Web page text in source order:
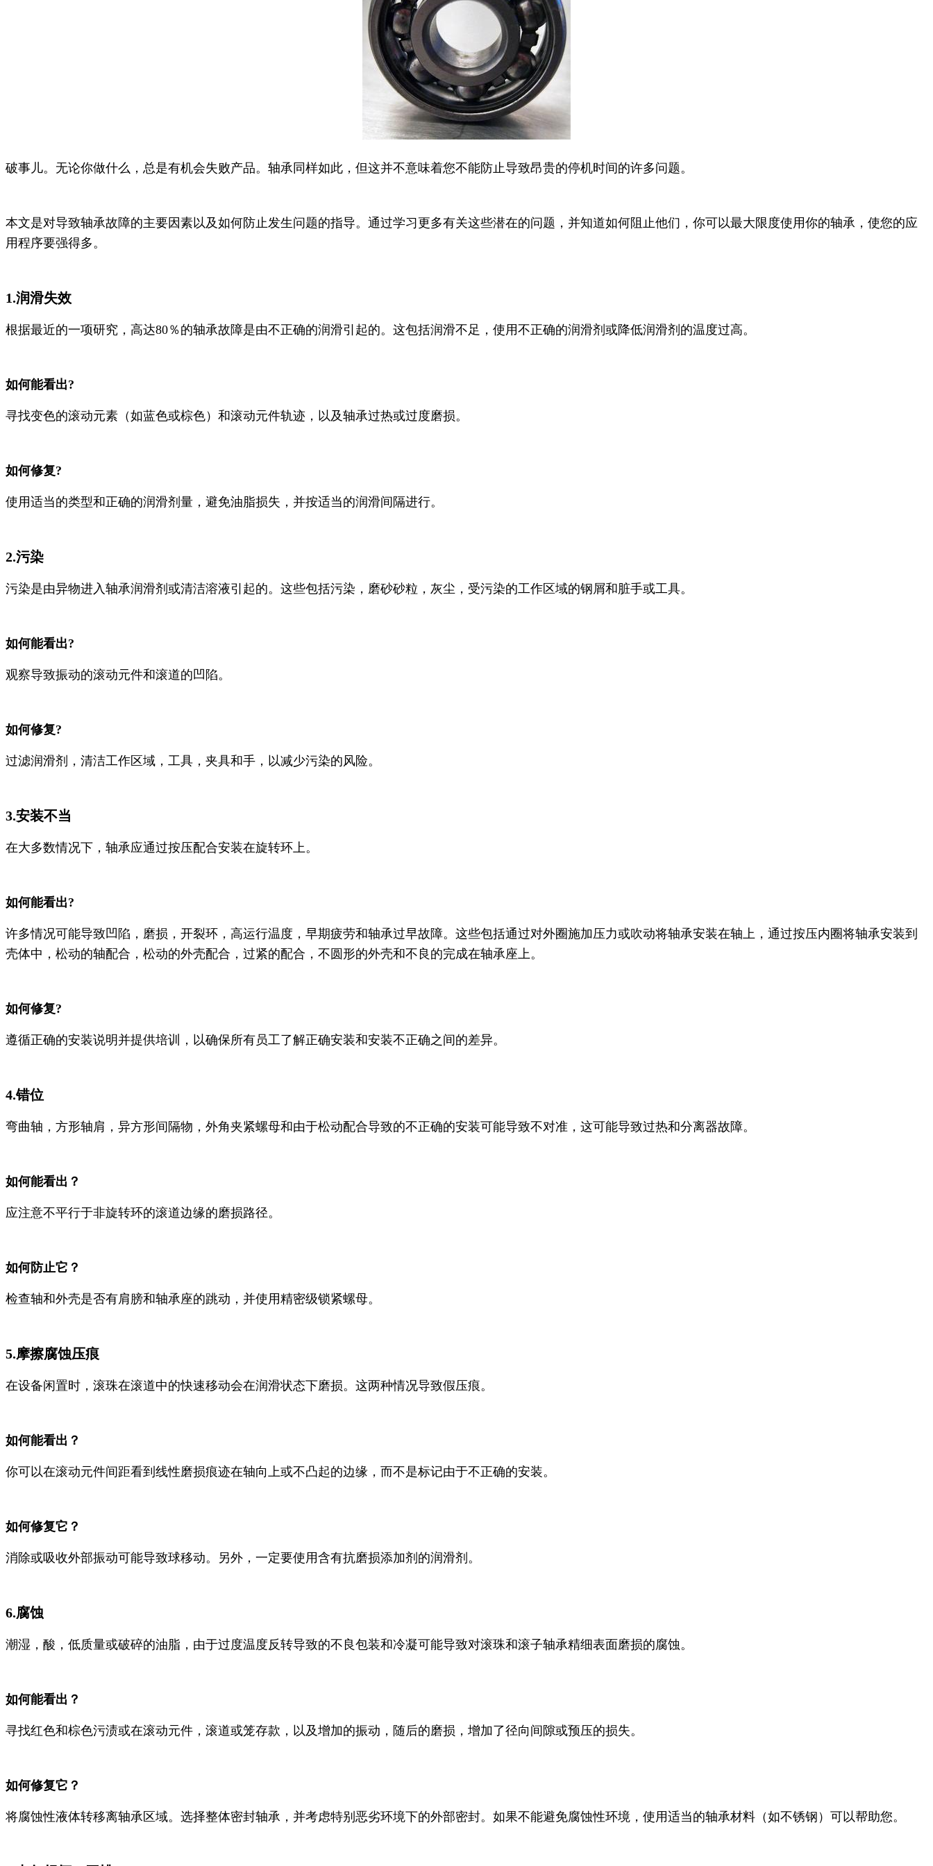
破事儿。无论你做什么，总是有机会失败产品。轴承同样如此，但这并不意味着您不能防止导致昂贵的停机时间的许多问题。
本文是对导致轴承故障的主要因素以及如何防止发生问题的指导。通过学习更多有关这些潜在的问题，并知道如何阻止他们，你可以最大限度使用你的轴承，使您的应
用程序要强得多。
1.润滑失效
根据最近的一项研究，高达80％的轴承故障是由不正确的润滑引起的。这包括润滑不足，使用不正确的润滑剂或降低润滑剂的温度过高。
如何能看出?
寻找变色的滚动元素（如蓝色或棕色）和滚动元件轨迹，以及轴承过热或过度磨损。
如何修复?
使用适当的类型和正确的润滑剂量，避免油脂损失，并按适当的润滑间隔进行。
2.污染
污染是由异物进入轴承润滑剂或清洁溶液引起的。这些包括污染，磨砂砂粒，灰尘，受污染的工作区域的钢屑和脏手或工具。
如何能看出?
观察导致振动的滚动元件和滚道的凹陷。
如何修复?
过滤润滑剂，清洁工作区域，工具，夹具和手，以减少污染的风险。
3.安装不当
在大多数情况下，轴承应通过按压配合安装在旋转环上。
如何能看出?
许多情况可能导致凹陷，磨损，开裂环，高运行温度，早期疲劳和轴承过早故障。这些包括通过对外圈施加压力或吹动将轴承安装在轴上，通过按压内圈将轴承安装到
壳体中，松动的轴配合，松动的外壳配合，过紧的配合，不圆形的外壳和不良的完成在轴承座上。
如何修复?
遵循正确的安装说明并提供培训，以确保所有员工了解正确安装和安装不正确之间的差异。
4.错位
弯曲轴，方形轴肩，异方形间隔物，外角夹紧螺母和由于松动配合导致的不正确的安装可能导致不对准，这可能导致过热和分离器故障。
如何能看出？
应注意不平行于非旋转环的滚道边缘的磨损路径。
如何防止它？
检查轴和外壳是否有肩膀和轴承座的跳动，并使用精密级锁紧螺母。
5.摩擦腐蚀压痕
在设备闲置时，滚珠在滚道中的快速移动会在润滑状态下磨损。这两种情况导致假压痕。
如何能看出？
你可以在滚动元件间距看到线性磨损痕迹在轴向上或不凸起的边缘，而不是标记由于不正确的安装。
如何修复它？
消除或吸收外部振动可能导致球移动。另外，一定要使用含有抗磨损添加剂的润滑剂。
6.腐蚀
潮湿，酸，低质量或破碎的油脂，由于过度温度反转导致的不良包装和冷凝可能导致对滚珠和滚子轴承精细表面磨损的腐蚀。
如何能看出？
寻找红色和棕色污渍或在滚动元件，滚道或笼存款，以及增加的振动，随后的磨损，增加了径向间隙或预压的损失。
如何修复它？
将腐蚀性液体转移离轴承区域。选择整体密封轴承，并考虑特别恶劣环境下的外部密封。如果不能避免腐蚀性环境，使用适当的轴承材料（如不锈钢）可以帮助您。